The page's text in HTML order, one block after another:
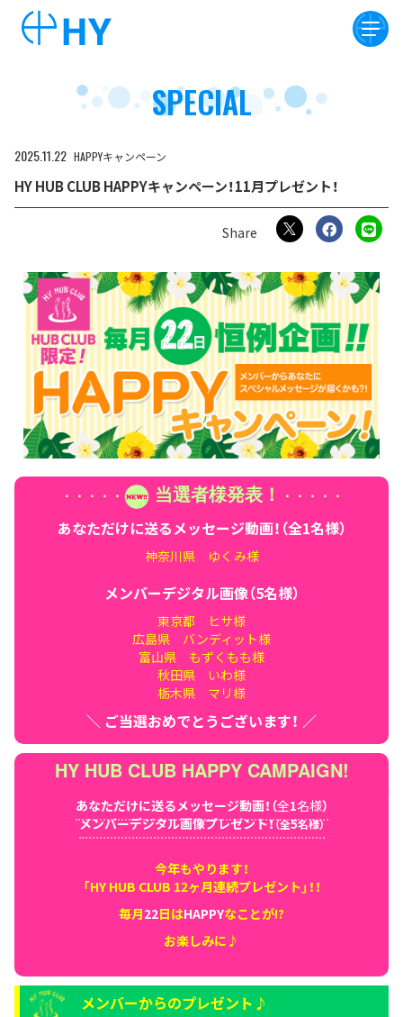
SPECIAL
202511 22 HAPPYキャンペーン
HY HUB CLUB HAPPYキャンペーン！11月プレゼント！
・・ ・・ ・ 当選者様発表！ ・・ ・・ ・
あなただけに送るメッセージ動画！（全1名様）
神奈川県 ゆくみ様
メンバーデジタル画像（5名様）
東京都 ヒサ様
広島県 バンディット様
富山県 もずくもも様
秋田県 いわ様
栃木県 マリ様
＼ ご当選おめでとうございます！ ／
HY HUB CLUB HAPPY CAMPAIGN!
あなただけに送るメッセージ動画！（全1名様）
メンバーデジタル画像プレゼント！（全5名様）
今年もやります！
「HY HUB CLUB 12ヶ月連続プレゼント」！！
毎月22日はHAPPYなことが!?
お楽しみに♪
メンバーからのプレゼント♪